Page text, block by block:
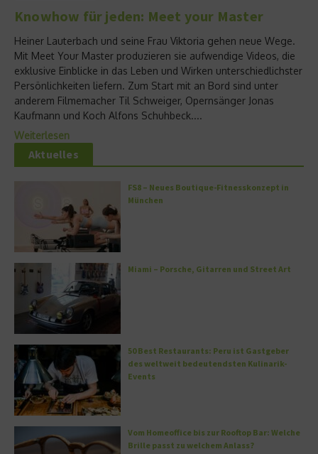
Knowhow für jeden: Meet your Master
Heiner Lauterbach und seine Frau Viktoria gehen neue Wege.
Mit Meet Your Master produzieren sie aufwendige Videos, die
exklusive Einblicke in das Leben und Wirken unterschiedlichster
Persönlichkeiten liefern. Zum Start mit an Bord sind unter
anderem Filmemacher Til Schweiger, Opernsänger Jonas
Kaufmann und Koch Alfons Schuhbeck....
Weiterlesen
Aktuelles
FS8 – Neues Boutique-Fitnesskonzept in
München
Miami – Porsche, Gitarren und Street Art
50 Best Restaurants: Peru ist Gastgeber
des weltweit bedeutendsten Kulinarik-
Events
Vom Homeoffice bis zur Rooftop Bar: Welche
Brille passt zu welchem Anlass?